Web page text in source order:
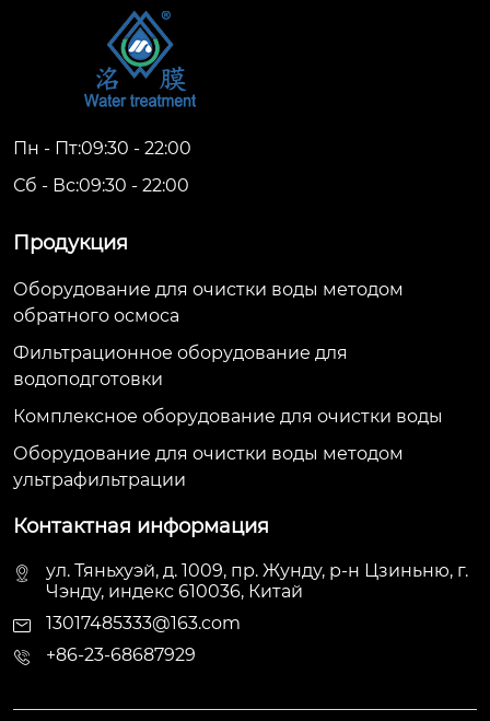
Пн - Пт:09:30 - 22:00
Сб - Вс:09:30 - 22:00
Продукция
Оборудование для очистки воды методом
обратного осмоса
Фильтрационное оборудование для
водоподготовки
Комплексное оборудование для очистки воды
Оборудование для очистки воды методом
ультрафильтрации
Контактная информация
ул. Тяньхуэй, д. 1009, пр. Жунду, р-н Цзиньню, г.
Чэнду, индекс 610036, Китай
13017485333@163.com
+86-23-68687929